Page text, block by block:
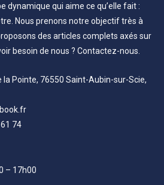
dynamique qui aime ce qu’elle fait :
Nous prenons notre objectif très à
des articles complets axés sur
besoin de nous ? Contactez-nous.
la Pointe, 76550 Saint-Aubin-sur-Scie,
74
– 17h00